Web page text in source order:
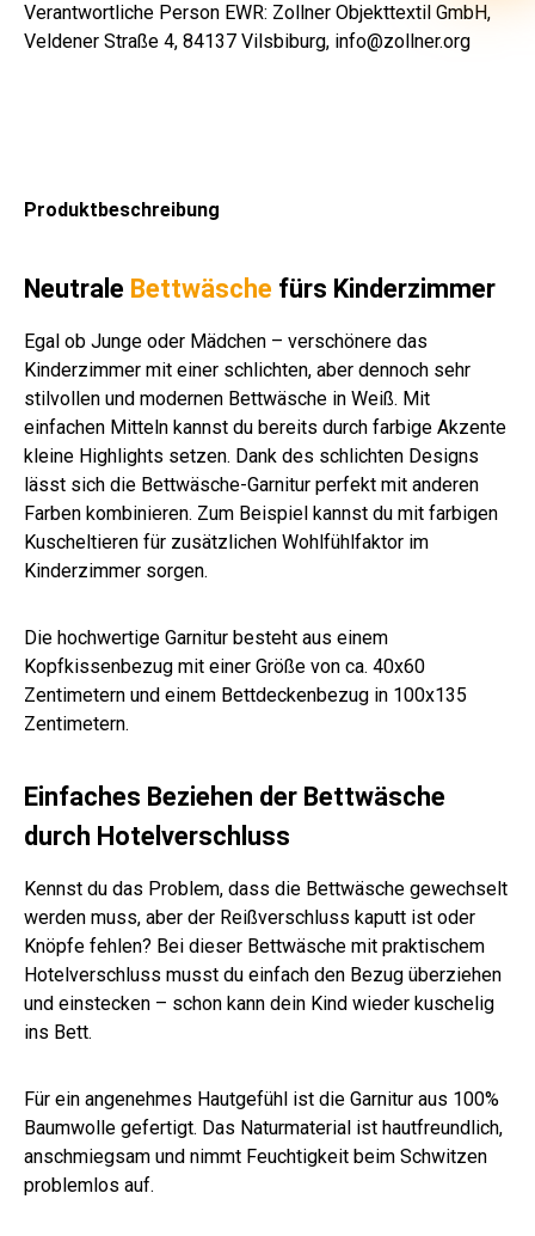
Verantwortliche Person EWR: Zollner Objekttextil GmbH,
Veldener Straße 4, 84137 Vilsbiburg, info@zollner.org
Produktbeschreibung
Neutrale Bettwäsche fürs Kinderzimmer
Egal ob Junge oder Mädchen – verschönere das
Kinderzimmer mit einer schlichten, aber dennoch sehr
stilvollen und modernen Bettwäsche in Weiß. Mit
einfachen Mitteln kannst du bereits durch farbige Akzente
kleine Highlights setzen. Dank des schlichten Designs
lässt sich die Bettwäsche-Garnitur perfekt mit anderen
Farben kombinieren. Zum Beispiel kannst du mit farbigen
Kuscheltieren für zusätzlichen Wohlfühlfaktor im
Kinderzimmer sorgen.
Die hochwertige Garnitur besteht aus einem
Kopfkissenbezug mit einer Größe von ca. 40x60
Zentimetern und einem Bettdeckenbezug in 100x135
Zentimetern.
Einfaches Beziehen der Bettwäsche
durch Hotelverschluss
Kennst du das Problem, dass die Bettwäsche gewechselt
werden muss, aber der Reißverschluss kaputt ist oder
Knöpfe fehlen? Bei dieser Bettwäsche mit praktischem
Hotelverschluss musst du einfach den Bezug überziehen
und einstecken – schon kann dein Kind wieder kuschelig
ins Bett.
Für ein angenehmes Hautgefühl ist die Garnitur aus 100%
Baumwolle gefertigt. Das Naturmaterial ist hautfreundlich,
anschmiegsam und nimmt Feuchtigkeit beim Schwitzen
problemlos auf.